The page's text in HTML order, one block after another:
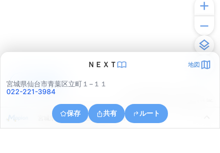
ＮＥＸＴ 地図
宮城県仙台市青葉区立町１−１１
022-221-3984
保存 共有 ルート
宮城県仙台市青葉区角五郎２丁目１
アプリで見る